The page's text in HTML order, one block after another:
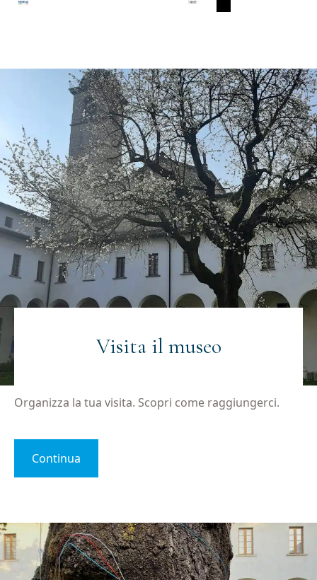
Visita il museo
Organizza la tua visita. Scopri come raggiungerci.
Continua
Iscriviti alla newsletter
Email
Acconsento al trattamento dei dati personali
Materiale
Acconsento all'invio di materiale informativo